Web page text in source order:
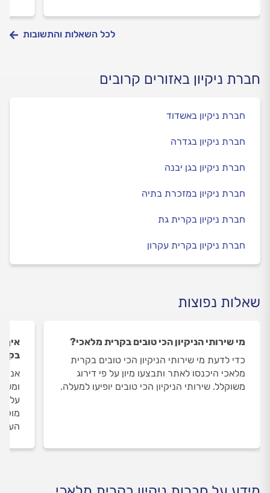
לכל השאלות והתשובות
חברת ניקיון באזורים קרובים
חברת ניקיון באשדוד
חברת ניקיון בגדרה
חברת ניקיון בגן יבנה
חברת ניקיון במזכרת בתיה
חברת ניקיון בקרית גת
חברת ניקיון בקרית עקרון
שאלות נפוצות
מי שירותי הניקיון הכי טובים בקרית מלאכי?
כדי לדעת מי שירותי הניקיון הכי טובים בקרית
מלאכי היכנסו לאתר ותבצעו מיון על פי דירוג
משוקלל. שירותי הניקיון הכי טובים יופיעו למעלה.
איך
על